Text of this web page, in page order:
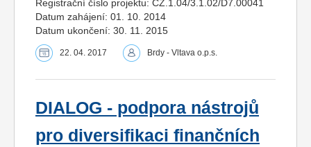
Registrační číslo projektu: CZ.1.04/3.1.02/D7.00041
Datum zahájení: 01. 10. 2014
Datum ukončení: 30. 11. 2015
22. 04. 2017 Brdy - Vltava o.p.s.
DIALOG - podpora nástrojů
pro diversifikaci finančních